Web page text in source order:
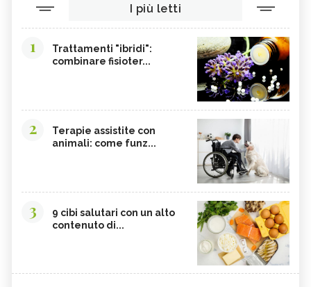
I più letti
1
Trattamenti "ibridi":
combinare fisioter...
2
Terapie assistite con
animali: come funz...
3
9 cibi salutari con un alto
contenuto di...